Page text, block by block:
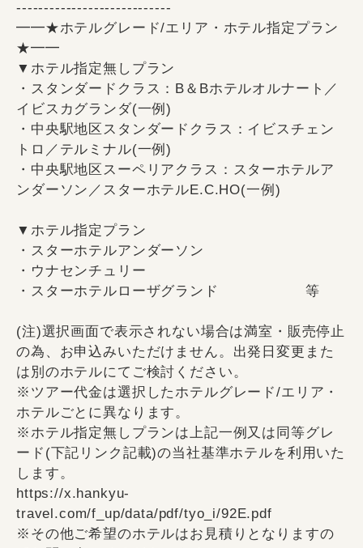
----------------------------
━━★ホテルグレード/エリア・ホテル指定プラン
★━━
▼ホテル指定無しプラン
・スタンダードクラス：B＆Bホテルオルナート／
イビスカグランダ(一例)
・中央駅地区スタンダードクラス：イビスチェン
トロ／テルミナル(一例)
・中央駅地区スーペリアクラス：スターホテルア
ンダーソン／スターホテルE.C.HO(一例)
▼ホテル指定プラン
・スターホテルアンダーソン
・ウナセンチュリー
・スターホテルローザグランド 等
(注)選択画面で表示されない場合は満室・販売停止
の為、お申込みいただけません。出発日変更また
は別のホテルにてご検討ください。
※ツアー代金は選択したホテルグレード/エリア・
ホテルごとに異なります。
※ホテル指定無しプランは上記一例又は同等グレ
ード(下記リンク記載)の当社基準ホテルを利用いた
します。
https://x.hankyu-
travel.com/f_up/data/pdf/tyo_i/92E.pdf
※その他ご希望のホテルはお見積りとなりますの